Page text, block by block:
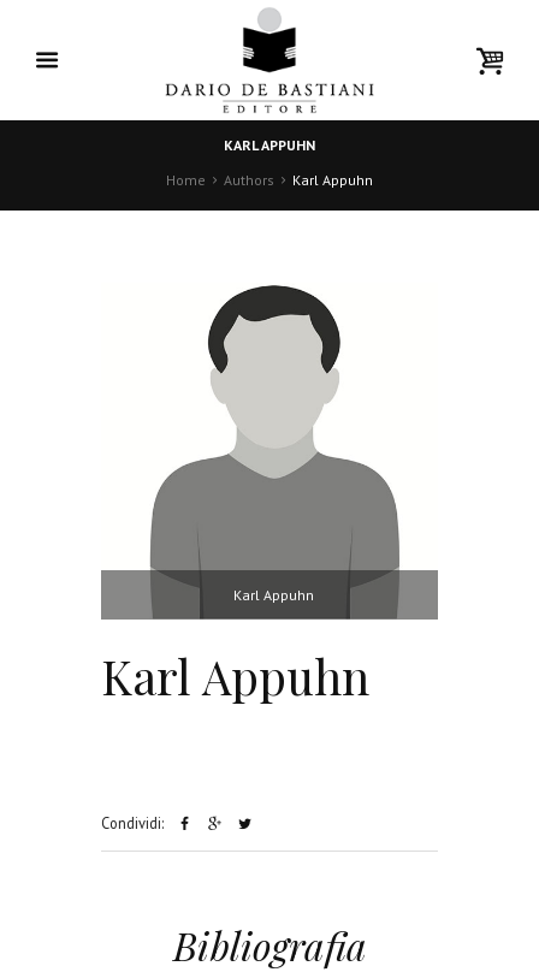
KARL APPUHN
Home
Authors Karl Appuhn
Karl Appuhn
Karl Appuhn
Condividi:
Bibliografia